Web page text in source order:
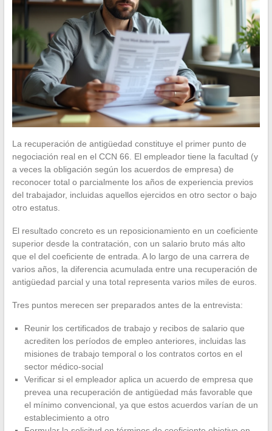
La recuperación de antigüedad constituye el primer punto de
negociación real en el CCN 66. El empleador tiene la facultad (y
a veces la obligación según los acuerdos de empresa) de
reconocer total o parcialmente los años de experiencia previos
del trabajador, incluidas aquellos ejercidos en otro sector o bajo
otro estatus.
El resultado concreto es un reposicionamiento en un coeficiente
superior desde la contratación, con un salario bruto más alto
que el del coeficiente de entrada. A lo largo de una carrera de
varios años, la diferencia acumulada entre una recuperación de
antigüedad parcial y una total representa varios miles de euros.
Tres puntos merecen ser preparados antes de la entrevista:
Reunir los certificados de trabajo y recibos de salario que
acrediten los períodos de empleo anteriores, incluidas las
misiones de trabajo temporal o los contratos cortos en el
sector médico-social
Verificar si el empleador aplica un acuerdo de empresa que
prevea una recuperación de antigüedad más favorable que
el mínimo convencional, ya que estos acuerdos varían de un
establecimiento a otro